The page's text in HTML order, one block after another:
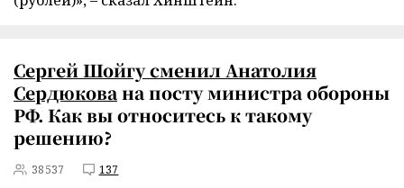
Сергей Шойгу сменил Анатолия
Сердюкована посту министра обороны
РФ. Как вы относитесь к такому
решению?
38537 137